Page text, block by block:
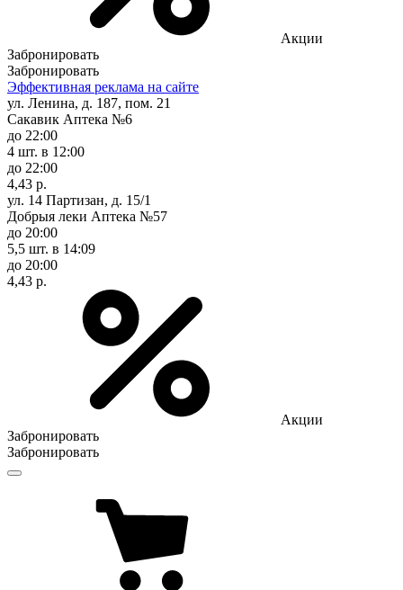
Акции
Забронировать
Забронировать
Эффективная реклама на сайте
ул. Ленина, д. 187, пом. 21
Сакавик Аптека №6
до 22:00
4 шт. в 12:00
до 22:00
4,43 р.
ул. 14 Партизан, д. 15/1
Добрыя леки Аптека №57
до 20:00
5,5 шт. в 14:09
до 20:00
4,43 р.
Акции
Забронировать
Забронировать